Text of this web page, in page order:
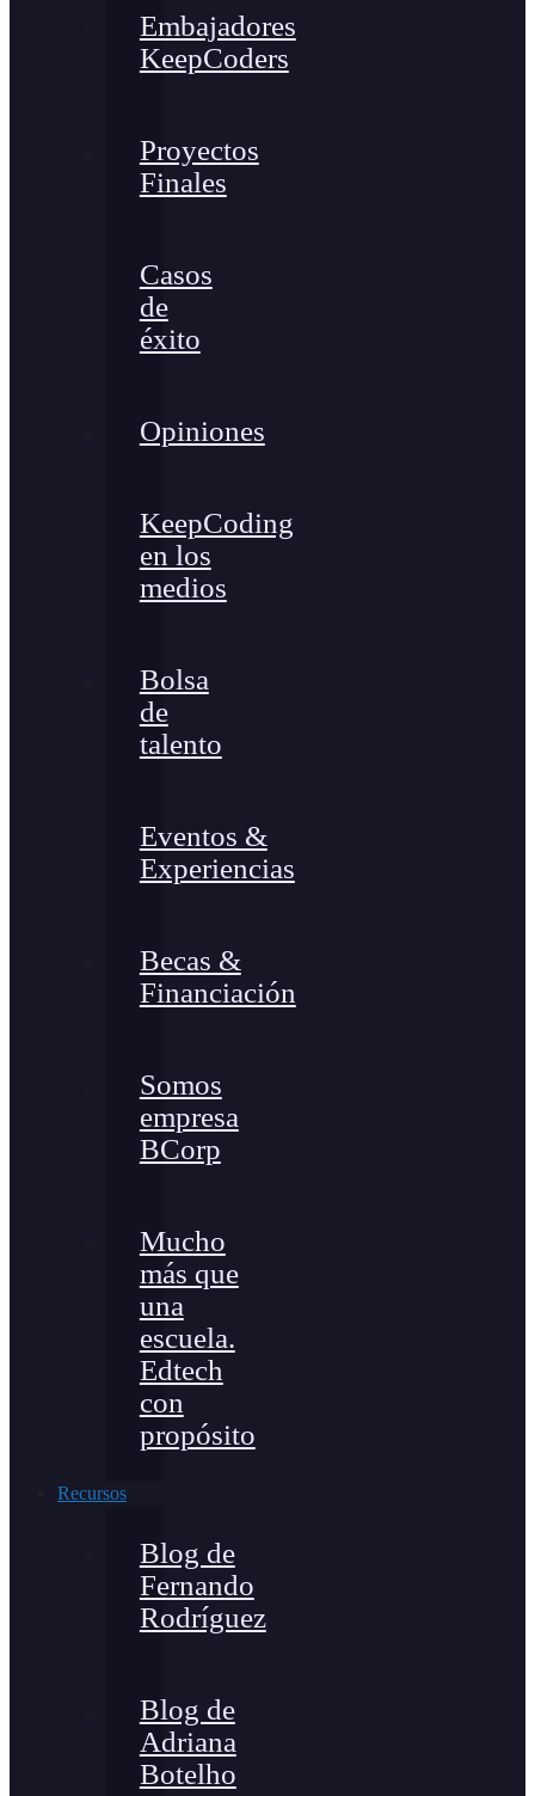
Embajadores
KeepCoders
Proyectos
Finales
Casos
de
éxito
Opiniones
KeepCoding
en los
medios
Bolsa
de
talento
Eventos &
Experiencias
Becas &
Financiación
Somos
empresa
BCorp
Mucho
más que
una
escuela.
Edtech
con
propósito
Recursos
Blog de
Fernando
Rodríguez
Blog de
Adriana
Botelho